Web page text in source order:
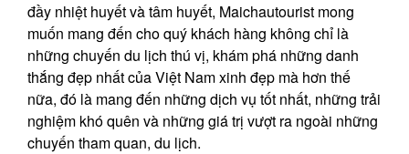
đầy nhiệt huyết và tâm huyết, Maichautourist mong
muốn mang đến cho quý khách hàng không chỉ là
những chuyến du lịch thú vị, khám phá những danh
thắng đẹp nhất của Việt Nam xinh đẹp mà hơn thế
nữa, đó là mang đến những dịch vụ tốt nhất, những trải
nghiệm khó quên và những giá trị vượt ra ngoài những
chuyến tham quan, du lịch.